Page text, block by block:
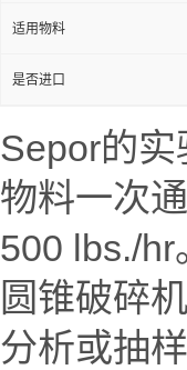
适用物料
是否进口
Sepor的
物料一次
500 lbs./
圆锥破碎
分析或抽样